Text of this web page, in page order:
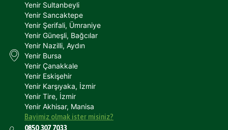
Yenir Sultanbeyli
Yenir Sancaktepe
Yenir Şerifali, Ümraniye
Yenir Güneşli, Bağcılar
Yenir Nazilli, Aydın
Yenir Bursa
Yenir Çanakkale
Yenir Eskişehir
Yenir Karşıyaka, İzmir
Yenir Tire, İzmir
Yenir Akhisar, Manisa
Bayimiz olmak ister misiniz?
0850 307 7033